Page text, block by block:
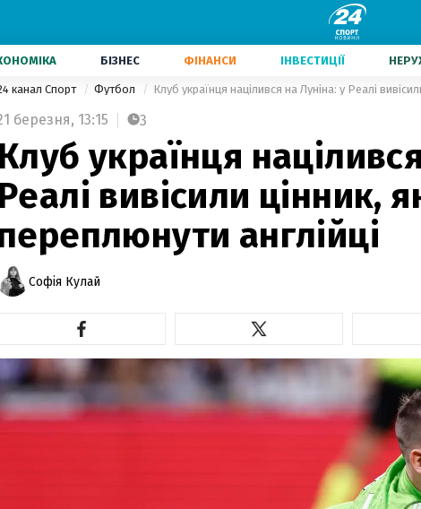
БІЗНЕС ФІНАНСИ ІНВЕСТИЦІЇ
канал Спорт Футбол Клуб українця націлився на Луніна: у Реалі
березня, 13:15 3
Клуб українця
Реалі вивісили цінник,
англійці
Софія Кулай